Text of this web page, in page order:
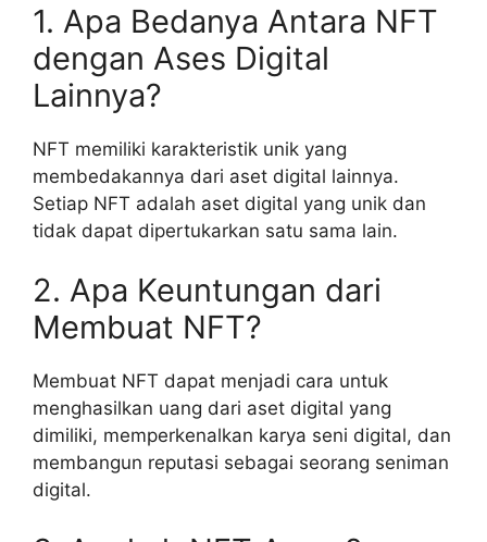
1. Apa Bedanya Antara NFT
dengan Ases Digital
Lainnya?
NFT memiliki karakteristik unik yang
membedakannya dari aset digital lainnya.
Setiap NFT adalah aset digital yang unik dan
tidak dapat dipertukarkan satu sama lain.
2. Apa Keuntungan dari
Membuat NFT?
Membuat NFT dapat menjadi cara untuk
menghasilkan uang dari aset digital yang
dimiliki, memperkenalkan karya seni digital, dan
membangun reputasi sebagai seorang seniman
digital.